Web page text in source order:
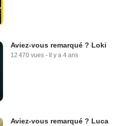
Aviez-vous remarqué ? Loki
12 470 vues - Il y a 4 ans
Aviez-vous remarqué ? Luca